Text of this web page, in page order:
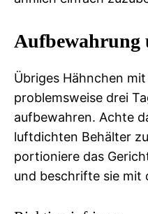
Übriges Hähnchen
problemsweise drei
aufbewahren. Achte
luftdichten Behälter
portioniere das
und beschrifte sie mit